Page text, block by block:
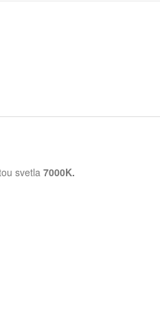
svetla 7000K.